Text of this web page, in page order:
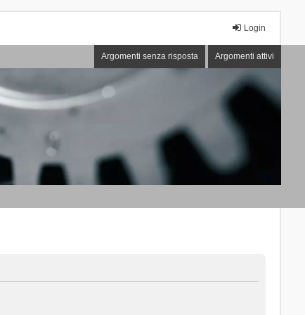
Login
Argomenti senza risposta Argomenti attivi